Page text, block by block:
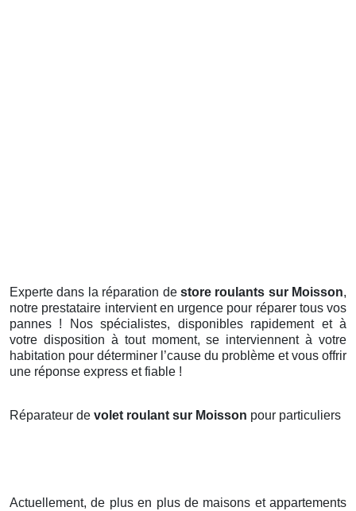
Experte dans la réparation de store roulants sur Moisson,
notre prestataire intervient en urgence pour réparer tous vos
pannes ! Nos spécialistes, disponibles rapidement et à
votre disposition à tout moment, se interviennent à votre
habitation pour déterminer l’cause du problème et vous offrir
une réponse express et fiable !
Réparateur de volet roulant sur Moisson pour particuliers
Actuellement, de plus en plus de maisons et appartements